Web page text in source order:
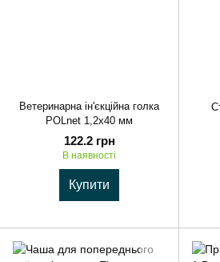
Ветеринарна ін'єкційна голка
POLnet 1,2х40 мм
122.2 грн
В наявності
Купити